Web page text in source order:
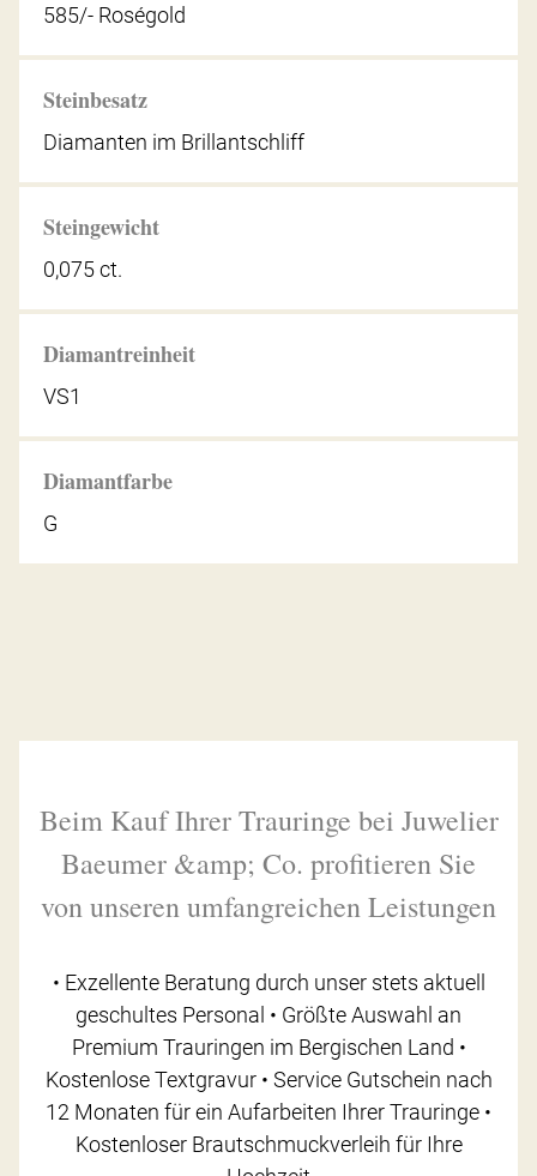
585/- Roségold
Steinbesatz
Diamanten im Brillantschliff
Steingewicht
0,075 ct.
Diamantreinheit
VS1
Diamantfarbe
G
Beim Kauf Ihrer Trauringe bei Juwelier
Baeumer &amp; Co. profitieren Sie
von unseren umfangreichen Leistungen
• Exzellente Beratung durch unser stets aktuell
geschultes Personal • Größte Auswahl an
Premium Trauringen im Bergischen Land •
Kostenlose Textgravur • Service Gutschein nach
12 Monaten für ein Aufarbeiten Ihrer Trauringe •
Kostenloser Brautschmuckverleih für Ihre